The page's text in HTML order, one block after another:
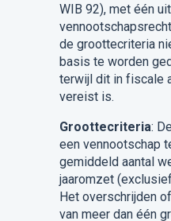
WIB 92), met één
de groottecriteria
basis te worden
terwijl dit in fiscale
vereist is.
Groottecriteria:
een vennootschap
gemiddeld aantal
jaaromzet
Het overschrijden
van meer dan één